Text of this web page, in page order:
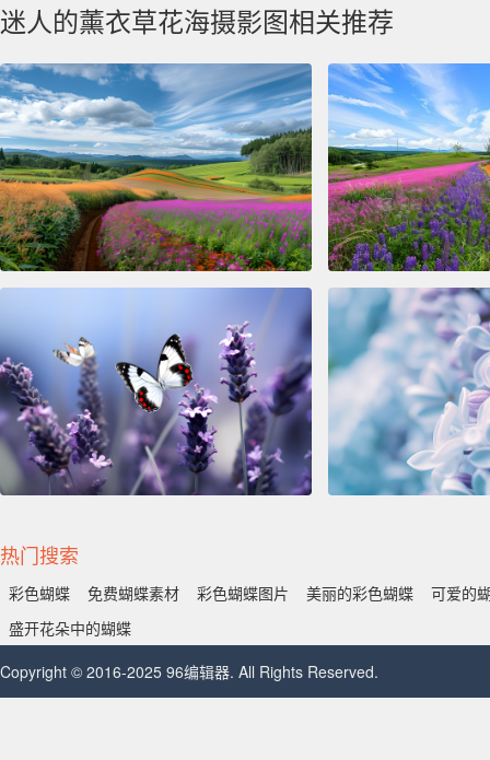
迷人的薰衣草花海摄影图相关推荐
热门搜索
彩色蝴蝶 免费蝴蝶素材 彩色蝴蝶图片 美丽的彩色蝴蝶
可爱的
盛开花朵中的蝴蝶
Copyright © 2016-2025 96编辑器. All Rights Reserved.